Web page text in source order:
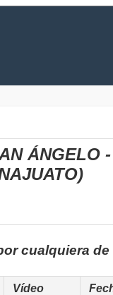
ÁNGELO -
cualquiera
Vídeo